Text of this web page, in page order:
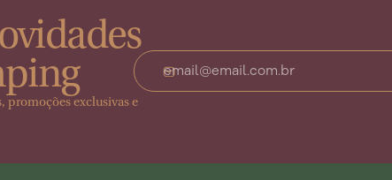
promoções exclusivas e